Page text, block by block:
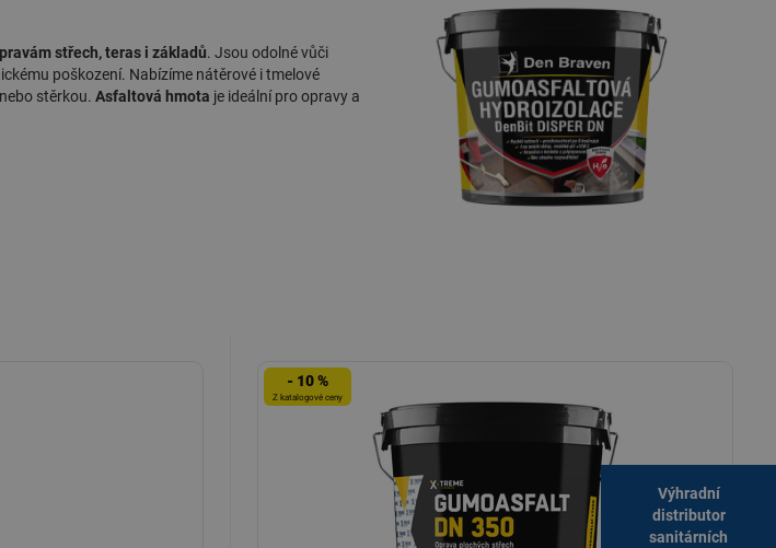
střech, teras i základů. Jsou odolné vůči
poškození. Nabízíme nátěrové i tmelové
stěrkou. Asfaltová hmota je ideální pro opravy a
- 10 %
Z katalogové ceny
Výhradní
distributor
sanitárních